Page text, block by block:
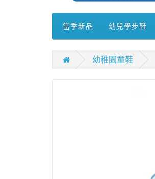
當季新品 幼兒學步鞋
幼稚園童鞋